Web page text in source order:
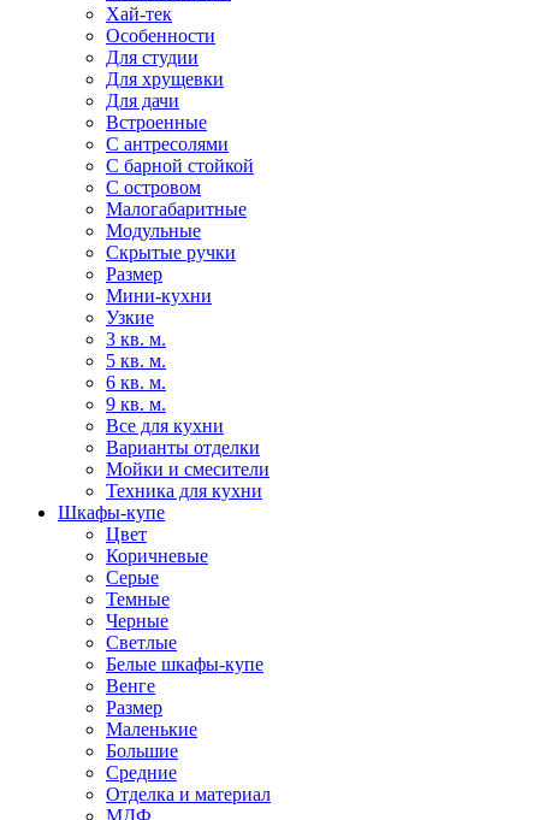
Хай-тек
Особенности
Для студии
Для хрущевки
Для дачи
Встроенные
С антресолями
С барной стойкой
С островом
Малогабаритные
Модульные
Скрытые ручки
Размер
Мини-кухни
Узкие
3 кв. м.
5 кв. м.
6 кв. м.
9 кв. м.
Все для кухни
Варианты отделки
Мойки и смесители
Техника для кухни
Шкафы-купе
Цвет
Коричневые
Серые
Темные
Черные
Светлые
Белые шкафы-купе
Венге
Размер
Маленькие
Большие
Средние
Отделка и материал
МДФ